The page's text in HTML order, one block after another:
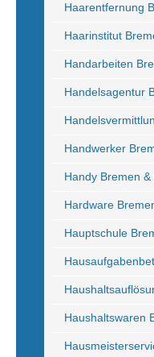
Haarentfernung
Haarinstitut
Handarbeiten
Handelsagentur
Handwerker
Handy Bremen
Hardware
Hauptschule
Haushaltswaren